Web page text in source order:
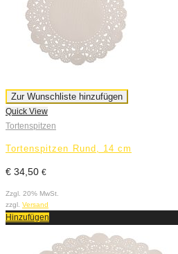
Zur Wunschliste hinzufügen
Quick View
Tortenspitzen
Tortenspitzen Rund, 14 cm
€ 34,50 €
Zzgl. 20% MwSt.
zzgl. Versand
Hinzufügen